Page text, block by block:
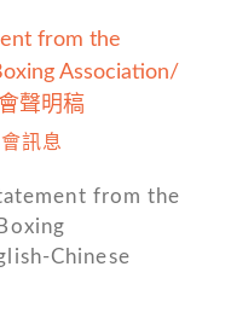
from the
Association/
聲明稿
訊息
from the
Chinese